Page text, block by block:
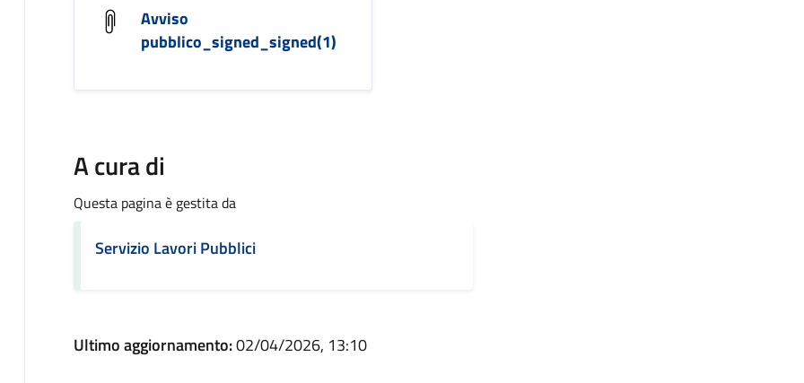
Avviso
pubblico_signed_signed(1)
A cura di
Questa pagina è gestita da
Servizio Lavori Pubblici
Ultimo aggiornamento:02/04/2026, 13:10